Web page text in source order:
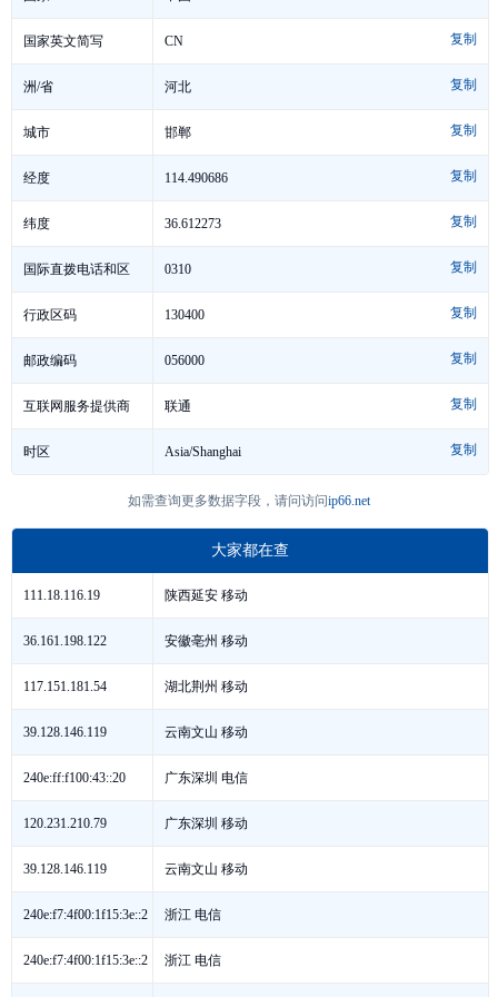
国家英文简写 CN 复制
洲/省 河北 复制
城市 邯郸 复制
经度 114.490686 复制
纬度 36.612273 复制
国际直拨电话和区
号
0310 复制
行政区码 130400 复制
邮政编码 056000 复制
互联网服务提供商 联通 复制
时区 Asia/Shanghai 复制
如需查询更多数据字段，请问访问ip66.net
大家都在查
111.18.116.19 陕西延安 移动
36.161.198.122 安徽亳州 移动
117.151.181.54 湖北荆州 移动
39.128.146.119 云南文山 移动
240e:ff:f100:43::20 广东深圳 电信
120.231.210.79 广东深圳 移动
39.128.146.119 云南文山 移动
240e:f7:4f00:1f15:3e::2 浙江 电信
240e:f7:4f00:1f15:3e::2 浙江 电信